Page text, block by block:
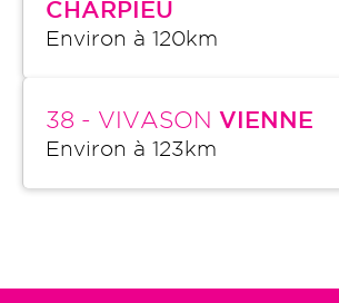
CHARPIEU
Environ à 120km
38 - VIVASON VIENNE
Environ à 123km